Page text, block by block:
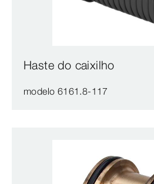
Haste do caixilho
modelo 6161.8-117